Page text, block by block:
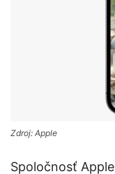
Zdroj: Apple
Spoločnosť